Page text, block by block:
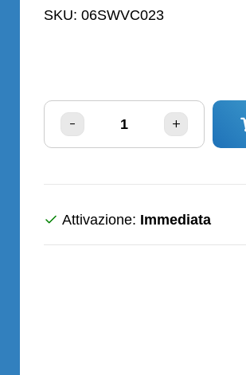
SKU: 06SWVC023
Attivazione: Immediata